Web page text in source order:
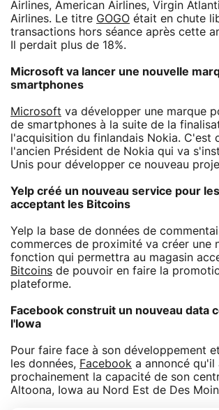
Airlines, American Airlines, Virgin
Airlines. Le titre GOGO était en chute
transactions hors séance après cette
Il perdait plus de 18%.
Microsoft va lancer une nouvelle
smartphones
Microsoft va développer une marque
de smartphones à la suite de la
l'acquisition du finlandais Nokia. C'est
l'ancien Président de Nokia qui va
Unis pour développer ce nouveau
Yelp créé un nouveau service pour
acceptant les Bitcoins
Yelp la base de données de
commerces de proximité va créer une
fonction qui permettra au magasin
Bitcoins de pouvoir en faire la
plateforme.
Facebook construit un nouveau data
l'Iowa
Pour faire face à son développement
les données, Facebook a annoncé
prochainement la capacité de son
Altoona, Iowa au Nord Est de Des